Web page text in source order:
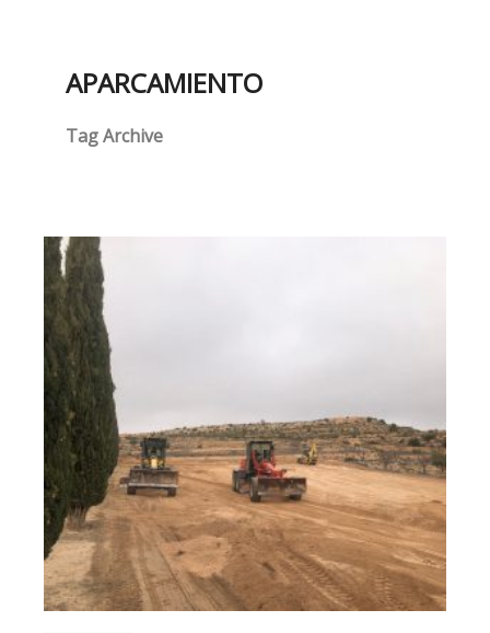
APARCAMIENTO
Tag Archive